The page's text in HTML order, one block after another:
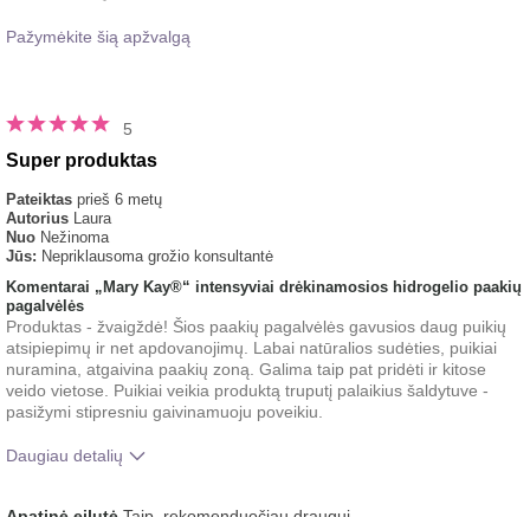
Pažymėkite šią apžvalgą
5
Super produktas
Pateiktas prieš 6 metų
Autorius Laura
Nuo Nežinoma
Jūs: Nepriklausoma grožio konsultantė
Komentarai „Mary Kay®“ intensyviai drėkinamosios hidrogelio paakių
pagalvėlės
Produktas - žvaigždė! Šios paakių pagalvėlės gavusios daug puikių
atsipiepimų ir net apdovanojimų. Labai natūralios sudėties, puikiai
nuramina, atgaivina paakių zoną. Galima taip pat pridėti ir kitose
veido vietose. Puikiai veikia produktą truputį palaikius šaldytuve -
pasižymi stipresniu gaivinamuoju poveikiu.
Daugiau detalių